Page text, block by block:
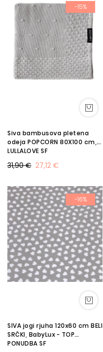
-15%
Siva bambusova pletena
odeja POPCORN 80X100 cm,
LULLALOVE SF
27,12 €
31,90 €
-16%
SIVA jogi rjuha 120x60 cm BELI
SRČKI, BabyLux - TOP
PONUDBA SF